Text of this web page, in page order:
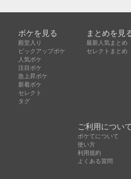
ボケを見る
殿堂入り
ピックアップボケ
人気ボケ
注目ボケ
急上昇ボケ
新着ボケ
セレクト
タグ
まとめを見
最新人気まとめ
セレクトまとめ
ご利用について
ボケてについて
使い方
利用規約
よくある質問